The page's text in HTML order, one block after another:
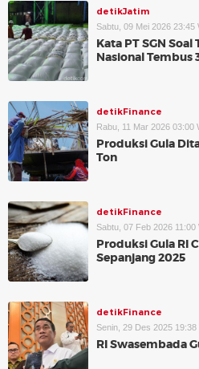
detikJatim
Sabtu, 09 Mei 2026 23:45
Kata PT SGN
Nasional Tembus
detikFinance
Rabu, 11 Mar 2026 03:00
Produksi Gula
Ton
detikFinance
Sabtu, 07 Feb 2026 11:00
Produksi Gula RI
Sepanjang 2025
detikFinance
Senin, 29 Des 2025 19:38
RI Swasembada